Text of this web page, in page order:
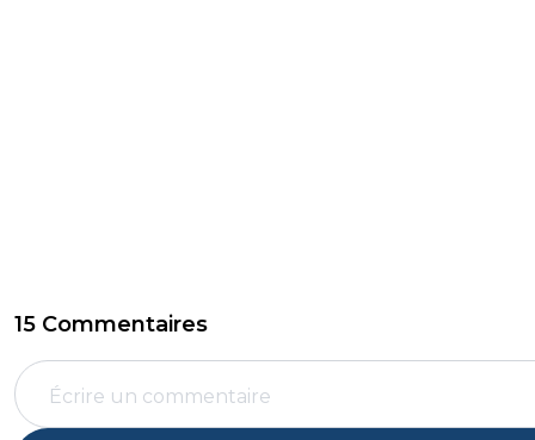
15 Commentaires